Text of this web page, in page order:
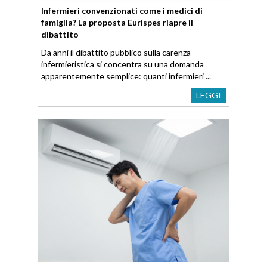
Infermieri convenzionati come i medici di
famiglia? La proposta Eurispes riapre il
dibattito
Da anni il dibattito pubblico sulla carenza
infermieristica si concentra su una domanda
apparentemente semplice: quanti infermieri ...
LEGGI